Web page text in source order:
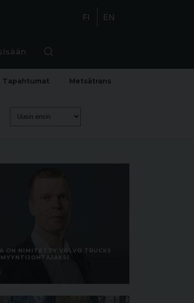
FI EN
Tapahtumat Metsätrans
ON NIMITETTY VOLVO TRUCKS